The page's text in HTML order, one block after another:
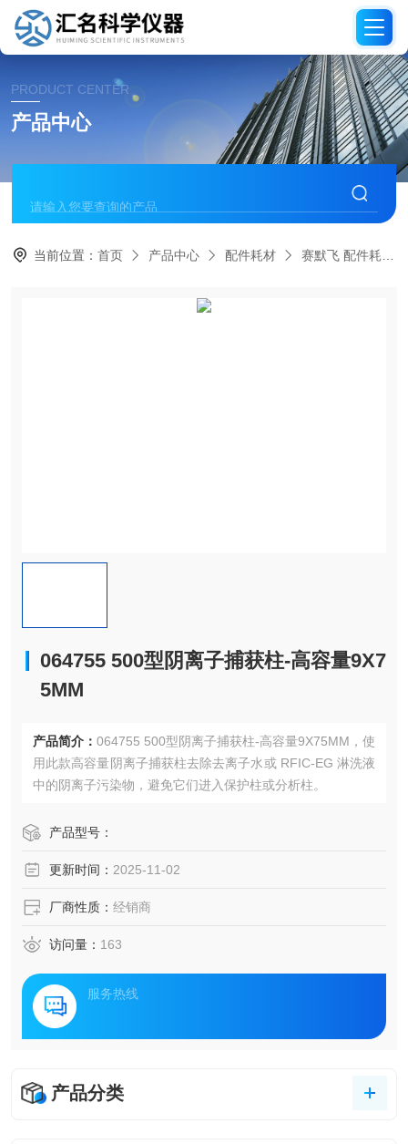
PRODUCT CENTER
产品中心
当前位置：首页 产品中心 配件耗材 赛默飞 配件耗材
064755 500型阴离子捕获柱-高容量9X7
5MM
产品简介： 064755 500型阴离子捕获柱-高容量9X75MM，使
用此款高容量阴离子捕获柱去除去离子水或 RFIC-EG 淋洗液
中的阴离子污染物，避免它们进入保护柱或分析柱。
产品型号：
更新时间： 2025-11-02
厂商性质： 经销商
访问量： 163
服务热线
产品分类